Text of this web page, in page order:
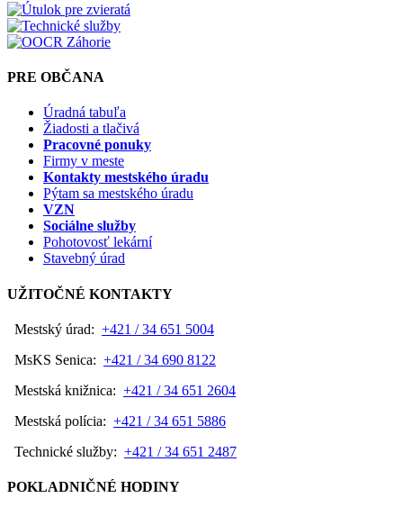
PRE OBČANA
Úradná tabuľa
Žiadosti a tlačivá
Pracovné ponuky
Firmy v meste
Kontakty mestského úradu
Pýtam sa mestského úradu
VZN
Sociálne služby
Pohotovosť lekární
Stavebný úrad
UŽITOČNÉ KONTAKTY
Mestský úrad: +421 / 34 651 5004
MsKS Senica: +421 / 34 690 8122
Mestská knižnica: +421 / 34 651 2604
Mestská polícia: +421 / 34 651 5886
Technické služby: +421 / 34 651 2487
POKLADNIČNÉ HODINY